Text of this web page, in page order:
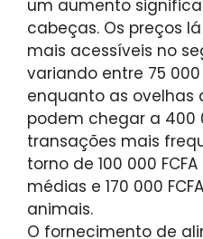
um aumento
cabeças. Os preços
mais acessíveis no
variando entre 75 000
enquanto as ovelhas
podem chegar a 400
transações mais
torno de 100 000
médias e 170 000
animais.
O fornecimento de